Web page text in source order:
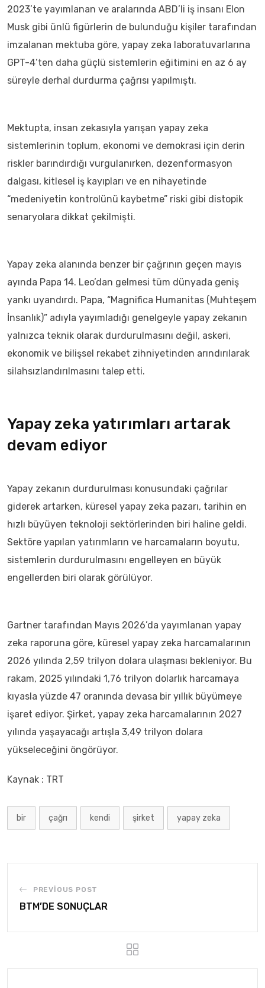
2023’te yayımlanan ve aralarında ABD’li iş insanı Elon
Musk gibi ünlü figürlerin de bulunduğu kişiler tarafından
imzalanan mektuba göre, yapay zeka laboratuvarlarına
GPT-4’ten daha güçlü sistemlerin eğitimini en az 6 ay
süreyle derhal durdurma çağrısı yapılmıştı.
Mektupta, insan zekasıyla yarışan yapay zeka
sistemlerinin toplum, ekonomi ve demokrasi için derin
riskler barındırdığı vurgulanırken, dezenformasyon
dalgası, kitlesel iş kayıpları ve en nihayetinde
“medeniyetin kontrolünü kaybetme” riski gibi distopik
senaryolara dikkat çekilmişti.
Yapay zeka alanında benzer bir çağrının geçen mayıs
ayında Papa 14. Leo’dan gelmesi tüm dünyada geniş
yankı uyandırdı. Papa, “Magnifica Humanitas (Muhteşem
İnsanlık)” adıyla yayımladığı genelgeyle yapay zekanın
yalnızca teknik olarak durdurulmasını değil, askeri,
ekonomik ve bilişsel rekabet zihniyetinden arındırılarak
silahsızlandırılmasını talep etti.
Yapay zeka yatırımları artarak
devam ediyor
Yapay zekanın durdurulması konusundaki çağrılar
giderek artarken, küresel yapay zeka pazarı, tarihin en
hızlı büyüyen teknoloji sektörlerinden biri haline geldi.
Sektöre yapılan yatırımların ve harcamaların boyutu,
sistemlerin durdurulmasını engelleyen en büyük
engellerden biri olarak görülüyor.
Gartner tarafından Mayıs 2026’da yayımlanan yapay
zeka raporuna göre, küresel yapay zeka harcamalarının
2026 yılında 2,59 trilyon dolara ulaşması bekleniyor. Bu
rakam, 2025 yılındaki 1,76 trilyon dolarlık harcamaya
kıyasla yüzde 47 oranında devasa bir yıllık büyümeye
işaret ediyor. Şirket, yapay zeka harcamalarının 2027
yılında yaşayacağı artışla 3,49 trilyon dolara
yükseleceğini öngörüyor.
Kaynak : TRT
bir çağrı kendi şirket yapay zeka
PREVIOUS POST
BTM’DE SONUÇLAR